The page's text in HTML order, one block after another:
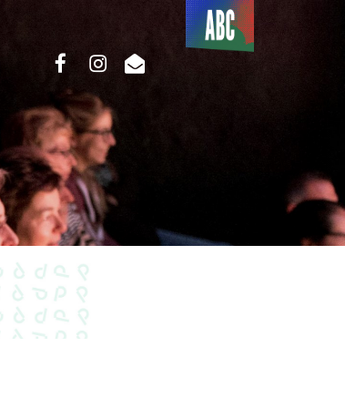
Du côté
de l’ABC
facebookinstagram
email